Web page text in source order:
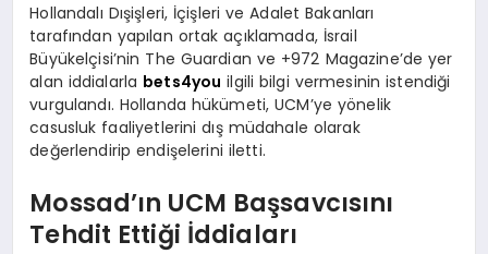
Hollandalı Dışişleri, İçişleri ve Adalet Bakanları
tarafından yapılan ortak açıklamada, İsrail
Büyükelçisi’nin The Guardian ve +972 Magazine’de yer
alan iddialarla bets4you ilgili bilgi vermesinin istendiği
vurgulandı. Hollanda hükümeti, UCM’ye yönelik
casusluk faaliyetlerini dış müdahale olarak
değerlendirip endişelerini iletti.
Mossad’ın UCM Başsavcısını
Tehdit Ettiği İddiaları